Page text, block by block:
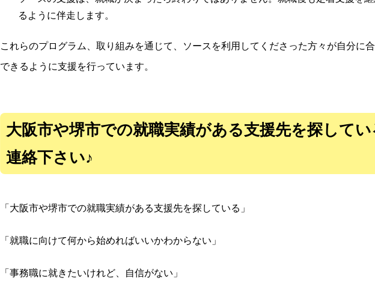
るように伴走します。
これらのプログラム、取り組みを通じて、ソースを利用してくださった方々が自分に
できるように支援を行っています。
大阪市や堺市での就職実績がある支援先を探して
連絡下さい♪
「大阪市や堺市での就職実績がある支援先を探している」
「就職に向けて何から始めればいいかわからない」
「事務職に就きたいけれど、自信がない」